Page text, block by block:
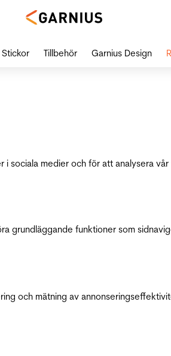
sociala medier och för att analysera
grundläggande funktioner som
och mätning av
Stickor Tillbehör Garnius Design